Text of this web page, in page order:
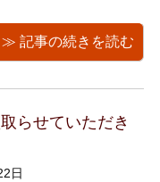
ただきました。 江戸千
方のお宅とのことで、
江戸千家は初代川上
≫ 記事の続きを読む
らせていただき
日